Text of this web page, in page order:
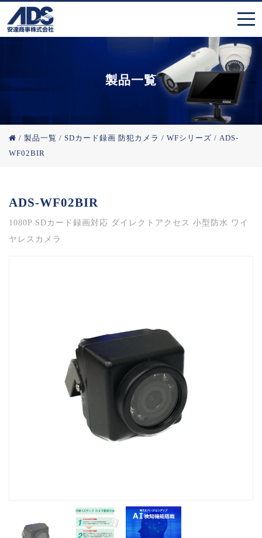
製品一覧
/ 製品一覧 / SDカード録画 防犯カメラ / WFシリーズ / ADS-
WF02BIR
ADS-WF02BIR
1080P SDカード録画対応 ダイレクトアクセス 小型防水 ワイ
ヤレスカメラ